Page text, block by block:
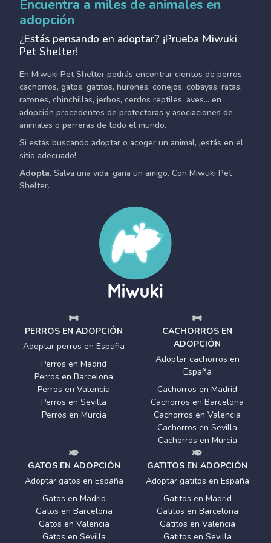
Encuentra a miles de animales en
adopción
¿Estás pensando en adoptar? ¡Prueba Miwuki
Pet Shelter!
En Miwuki Pet Shelter podrás encontrar cientos de perros,
cachorros, gatos, gatitos, hurones, conejos, cobayas, ratas,
ratones, chinchillas, jerbos, cerdos reptiles, aves... en
adopción procedentes de protectoras y asociaciones de
animales o perreras de todo el mundo.
Si estás buscando adoptar o acoger un animal, ¡estás en el
sitio adecuado!
Adopta. Salva una vida, gana un amigo. Con Miwuki Pet
Shelter.
PERROS EN ADOPCIÓN
Adoptar perros en España
Perros en Madrid
Perros en Barcelona
Perros en Valencia
Perros en Sevilla
Perros en Murcia
CACHORROS EN
ADOPCIÓN
Adoptar cachorros en
España
Cachorros en Madrid
Cachorros en Barcelona
Cachorros en Valencia
Cachorros en Sevilla
Cachorros en Murcia
GATOS EN ADOPCIÓN
Adoptar gatos en España
Gatos en Madrid
Gatos en Barcelona
Gatos en Valencia
Gatos en Sevilla
GATITOS EN ADOPCIÓN
Adoptar gatitos en España
Gatitos en Madrid
Gatitos en Barcelona
Gatitos en Valencia
Gatitos en Sevilla